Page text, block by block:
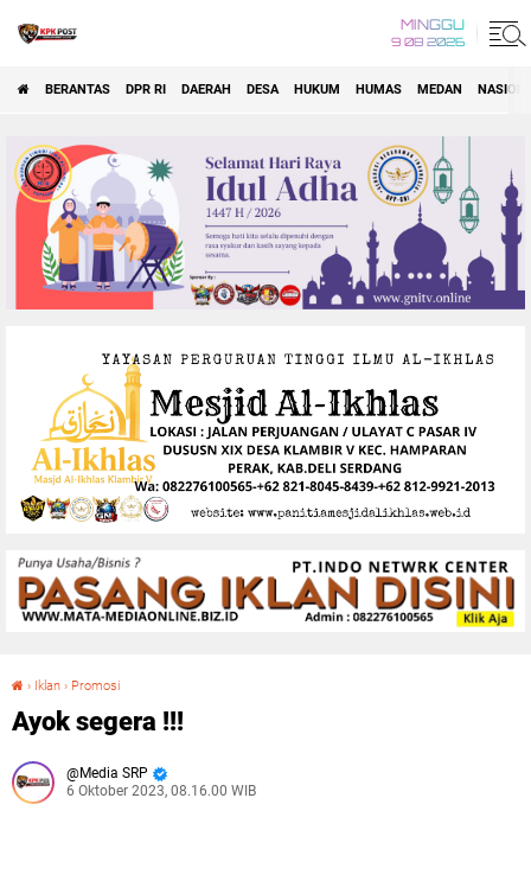
MINGGU
9 08 2026
BERANTAS DPR RI DAERAH DESA HUKUM HUMAS MEDAN
› Iklan › Promosi
Ayok segera !!!
Media SRP
6 Oktober 2023, 08.16.00 WIB